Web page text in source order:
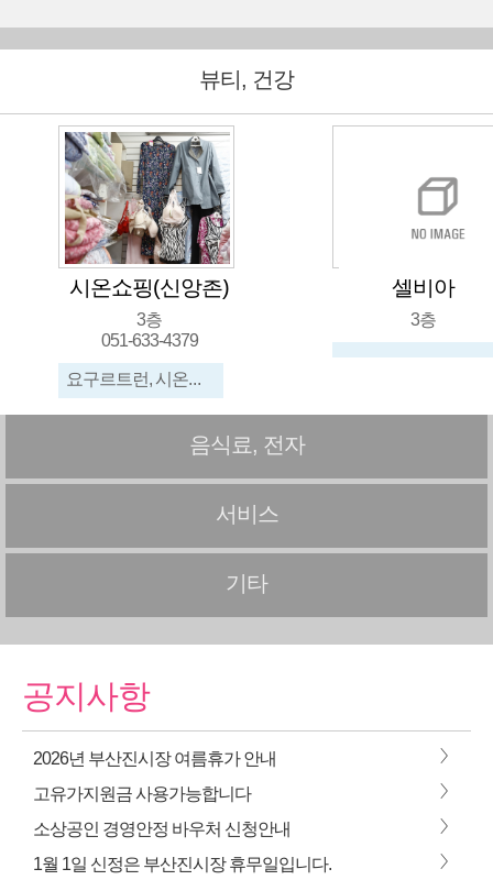
뷰티, 건강
셀비아
3층
유림수입
지하
051-636-2674
음식료, 전자
서비스
기타
공지사항
2026년 부산진시장 여름휴가 안내 >
고유가지원금 사용가능합니다 >
소상공인 경영안정 바우처 신청안내 >
1월 1일 신정은 부산진시장 휴무일입니다. >